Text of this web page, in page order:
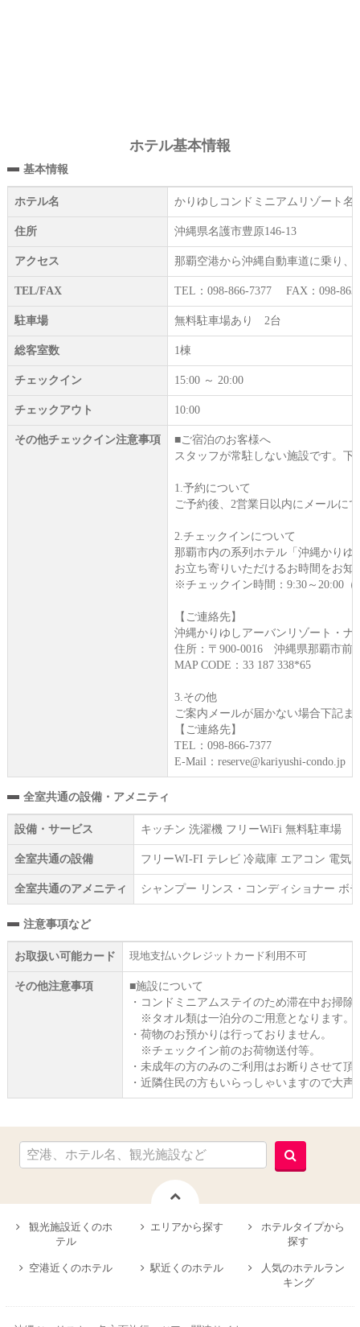
ホテル基本情報
基本情報
ホテル名 かりゆしコンドミニアムリゾート名
住所 沖縄県名護市豊原146-13
アクセス 那覇空港から沖縄自動車道に乗り
TEL/FAX TEL：098-866-7377 FAX：098-
駐車場 無料駐車場あり 2台
総客室数 1棟
チェックイン 15:00 ～ 20:00
チェックアウト 10:00
その他チェックイン注意事項
■ご宿泊のお客様へ
スタッフが常駐しない施設です。下
1.予約について
ご予約後、2営業日以内にメールに
2.チェックインについて
那覇市内の系列ホテル「沖縄かり
お立ち寄りいただけるお時間をお知
※チェックイン時間：9:30～20:00（
【ご連絡先】
沖縄かりゆしアーバンリゾート・ナ
住所：〒900-0016 沖縄県那覇市前
MAP CODE：33 187 338*65
3.その他
ご案内メールが届かない場合下記ま
【ご連絡先】
TEL：098-866-7377
E-Mail：reserve@kariyushi-condo.jp
全室共通の設備・アメニティ
設備・サービス キッチン 洗濯機 フリーWiFi 無料駐車場
全室共通の設備 フリーWI‐FI テレビ 冷蔵庫 エアコン 電気
全室共通のアメニティ シャンプー リンス・コンディショナー ボ
注意事項など
お取扱い可能カード 現地支払いクレジットカード利用不可
その他注意事項
■施設について
・コンドミニアムステイのため滞在中お掃除
※タオル類は一泊分のご用意となります。
・荷物のお預かりは行っておりません。
※チェックイン前のお荷物送付等。
・未成年の方のみのご利用はお断りさせて頂
・近隣住民の方もいらっしゃいますので大
観光施設近くのホ
テル
エリアから探す
ホテルタイプから
探す
空港近くのホテル 駅近くのホテル
人気のホテルラン
キング